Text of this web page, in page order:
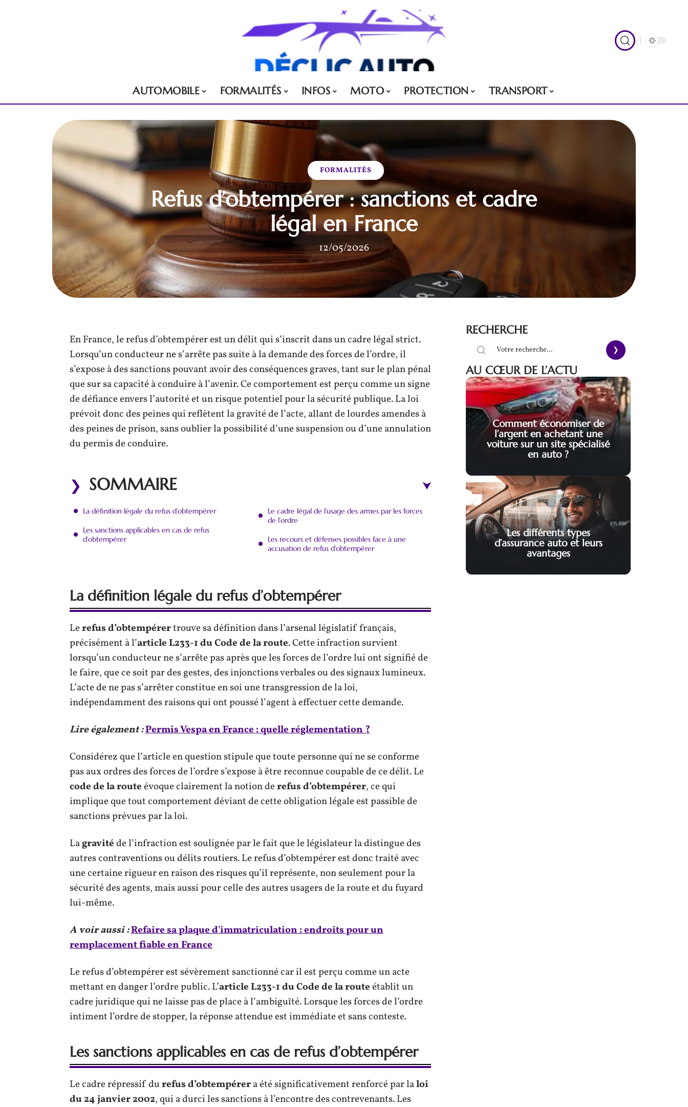
AUTOMOBILE FORMALITÉS INFOS MOTO PROTECTION TRANSPORT
FORMALITÉS
Refus d’obtempérer : sanctions et cadre
légal en France
12/05/2026
En France, le refus d’obtempérer est un délit qui s’inscrit dans un cadre légal strict.
Lorsqu’un conducteur ne s’arrête pas suite à la demande des forces de l’ordre, il
s’expose à des sanctions pouvant avoir des conséquences graves, tant sur le plan pénal
que sur sa capacité à conduire à l’avenir. Ce comportement est perçu comme un signe
de défiance envers l’autorité et un risque potentiel pour la sécurité publique. La loi
prévoit donc des peines qui reflètent la gravité de l’acte, allant de lourdes amendes à
des peines de prison, sans oublier la possibilité d’une suspension ou d’une annulation
du permis de conduire.
SOMMAIRE
La définition légale du refus d’obtempérer
Les sanctions applicables en cas de refus
d’obtempérer
Le cadre légal de l’usage des armes par les forces
de l’ordre
Les recours et défenses possibles face à une
accusation de refus d’obtempérer
La définition légale du refus d’obtempérer
Lerefus d’obtempérertrouve sa définition dans l’arsenal législatif français,
précisément à l’article L233-1 du Code de la route. Cette infraction survient
lorsqu’un conducteur ne s’arrête pas après que les forces de l’ordre lui ont signifié de
le faire, que ce soit par des gestes, des injonctions verbales ou des signaux lumineux.
L’acte de ne pas s’arrêter constitue en soi une transgression de la loi,
indépendamment des raisons qui ont poussé l’agent à effectuer cette demande.
Lire également :Permis Vespa en France : quelle réglementation ?
Considérez que l’article en question stipule que toute personne qui ne se conforme
pas aux ordres des forces de l’ordre s’expose à être reconnue coupable de ce délit. Le
code de la routeévoque clairement la notion derefus d’obtempérer, ce qui
implique que tout comportement déviant de cette obligation légale est passible de
sanctions prévues par la loi.
Lagravitéde l’infraction est soulignée par le fait que le législateur la distingue des
autres contraventions ou délits routiers. Le refus d’obtempérer est donc traité avec
une certaine rigueur en raison des risques qu’il représente, non seulement pour la
sécurité des agents, mais aussi pour celle des autres usagers de la route et du fuyard
lui-même.
A voir aussi :Refaire sa plaque d'immatriculation : endroits pour un
remplacement fiable en France
Le refus d’obtempérer est sévèrement sanctionné car il est perçu comme un acte
mettant en danger l’ordre public. L’article L233-1 du Code de la routeétablit un
cadre juridique qui ne laisse pas de place à l’ambiguïté. Lorsque les forces de l’ordre
intiment l’ordre de stopper, la réponse attendue est immédiate et sans conteste.
Les sanctions applicables en cas de refus d’obtempérer
Le cadre répressif durefus d’obtempérera été significativement renforcé par laloi
du 24 janvier 2002, qui a durci les sanctions à l’encontre des contrevenants. Les
RECHERCHE
AU CŒUR DE L’ACTU
Comment économiser de
l’argent en achetant une
voiture sur un site spécialisé
en auto ?
Les différents types
d’assurance auto et leurs
avantages